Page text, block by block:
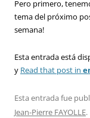
Pero primero,
tema del próximo
semana!
Esta entrada está
y Read that post in
Esta entrada fue
Jean-Pierre FAYOLLE.